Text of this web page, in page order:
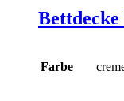
Farbe